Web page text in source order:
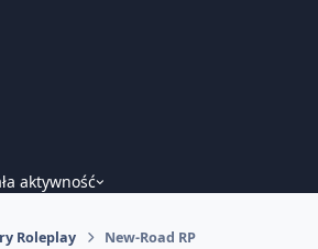
aktywność
Roleplay New-Road RP